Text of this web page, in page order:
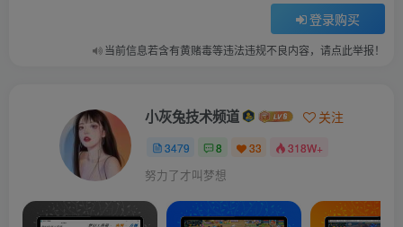
登录购买
当前信息若含有黄赌毒等违法违规不良内容，请点此举报！
小灰兔技术频道 关注
3479 8 33 318W+
努力了才叫梦想